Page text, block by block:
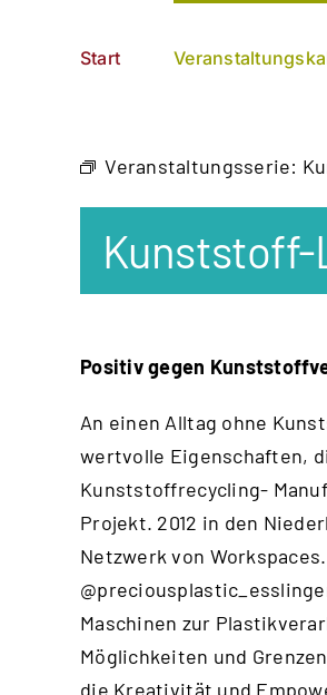
Start
Veranstaltungsserie:
Kunststoff-
Positiv gegen
An einen Alltag ohne
wertvolle Eigenschaften,
Kunststoffrecycling-
Projekt. 2012 in den
Netzwerk von
Maschinen zur
Möglichkeiten und
die Kreativität und